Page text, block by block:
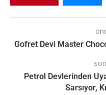
Gofret Devi Master
Petrol Devlerinden
Sarsıyor,